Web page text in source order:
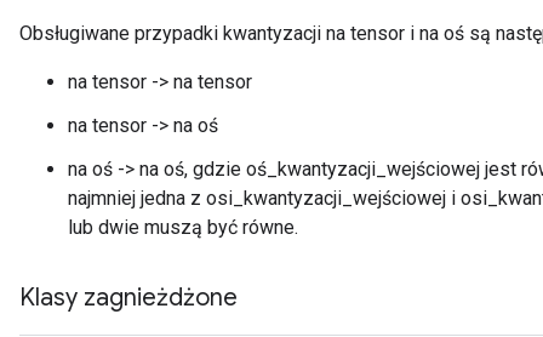
Obsługiwane przypadki kwantyzacji na tensor i na oś są
na tensor -> na tensor
na tensor -> na oś
na oś -> na oś, gdzie oś_kwantyzacji_wejściowej jest
najmniej jedna z osi_kwantyzacji_wejściowej i
lub dwie muszą być równe.
Klasy zagnieżdżone